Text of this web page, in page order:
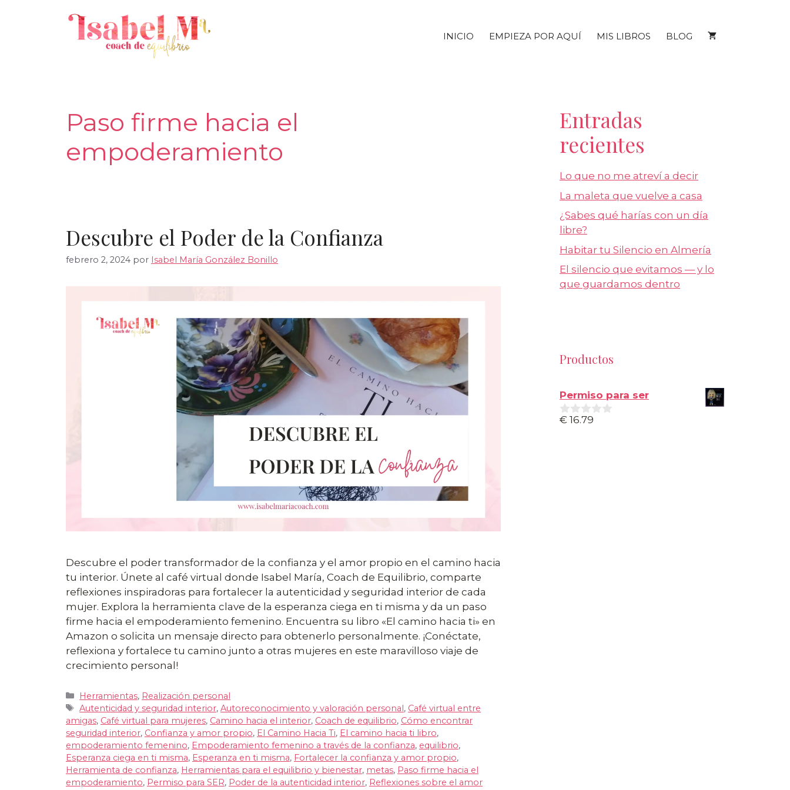
INICIO EMPIEZA POR AQUÍ MIS LIBROS BLOG
Paso firme hacia el
empoderamiento
Descubre el Poder de la Confianza
febrero 2, 2024 por Isabel María González Bonillo
Descubre el poder transformador de la confianza y el amor propio en el camino hacia
tu interior. Únete al café virtual donde Isabel María, Coach de Equilibrio, comparte
reflexiones inspiradoras para fortalecer la autenticidad y seguridad interior de cada
mujer. Explora la herramienta clave de la esperanza ciega en ti misma y da un paso
firme hacia el empoderamiento femenino. Encuentra su libro «El camino hacia ti» en
Amazon o solicita un mensaje directo para obtenerlo personalmente. ¡Conéctate,
reflexiona y fortalece tu camino junto a otras mujeres en este maravilloso viaje de
crecimiento personal!
Categorías
Herramientas, Realización personal
Etiquetas
Autenticidad y seguridad interior,Autoreconocimiento y valoración personal, Café virtual entre
amigas, Café virtual para mujeres, Camino hacia el interior, Coach de equilibrio, Cómo encontrar
seguridad interior, Confianza y amor propio, El Camino Hacia Ti, El camino hacia ti libro,
empoderamiento femenino, Empoderamiento femenino a través de la confianza, equilibrio,
Esperanza ciega en ti misma, Esperanza en ti misma, Fortalecer la confianza y amor propio,
Herramienta de confianza, Herramientas para el equilibrio y bienestar, metas, Paso firme hacia el
empoderamiento, Permiso para SER, Poder de la autenticidad interior, Reflexiones sobre el amor
Entradas
recientes
Lo que no me atreví a decir
La maleta que vuelve a casa
¿Sabes qué harías con un día
libre?
Habitar tu Silencio en Almería
El silencio que evitamos — y lo
que guardamos dentro
Productos
Permiso para ser
0
€ 16.79